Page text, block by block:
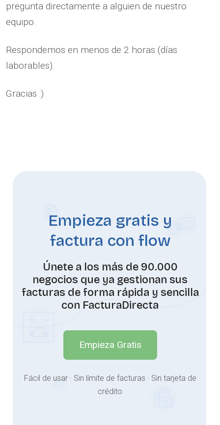
pregunta directamente a alguien de nuestro
equipo.
Respondemos en menos de 2 horas (días
laborables).
Gracias :)
Empieza gratis y
factura con flow
Únete a los más de 90.000
negocios que ya gestionan sus
facturas de forma rápida y sencilla
con FacturaDirecta
Empieza Gratis
Fácil de usar · Sin límite de facturas · Sin tarjeta de
crédito